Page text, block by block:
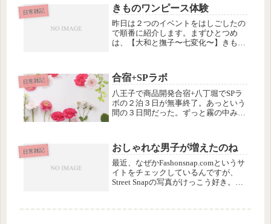
と、やって楽しいことしか残ってな
い」なんと。キャンセルになったいろ
んなこ...
日常雑記 きものワンピース体験
昨日は２つのイベントをはしごしたの
で順番に紹介します。まずひとつめ
は、【大和と撫子〜七変化〜】きもの
きものワンピースを試着させてもらい
ました。あらかじめ、お太鼓の...
日常雑記 合宿+SPラボ
八王子で商品開発合宿+八丁堀でSPラ
ボの２泊３日が無事終了。あっという
間の３日間だった。ずっと霧の中みた
ど方向性は決まった。
日常雑記 おしゃれな男子が増えたのね
最近、なぜかFashonsnap.comというサ
イトをチェックしているんですが、
Street Snapの写真がけっこう好き。え